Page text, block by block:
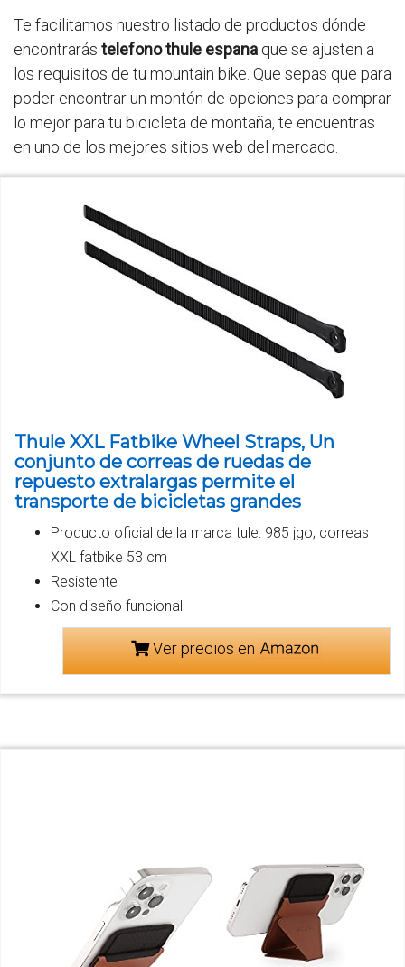
Te facilitamos nuestro listado de productos dónde
encontrarás telefono thule espana que se ajusten a
los requisitos de tu mountain bike. Que sepas que para
poder encontrar un montón de opciones para comprar
lo mejor para tu bicicleta de montaña, te encuentras
en uno de los mejores sitios web del mercado.
Thule XXL Fatbike Wheel Straps, Un
conjunto de correas de ruedas de
repuesto extralargas permite el
transporte de bicicletas grandes
Producto oficial de la marca tule: 985 jgo; correas
XXL fatbike 53 cm
Resistente
Con diseño funcional
Ver precios en